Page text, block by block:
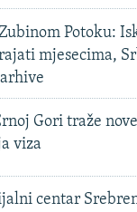
Potoku:
mjesecima,
Gori traže
viza
centar